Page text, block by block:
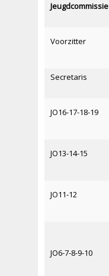
Jeugdcommissie
Voorzitter
Secretaris
JO16-17-18-19
JO13-14-15
JO11-12
JO6-7-8-9-10